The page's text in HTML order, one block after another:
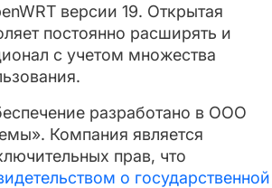
версии 19. Открытая
постоянно расширять и
с учетом множества
разработано в ООО
Компания является
прав, что
о государственной